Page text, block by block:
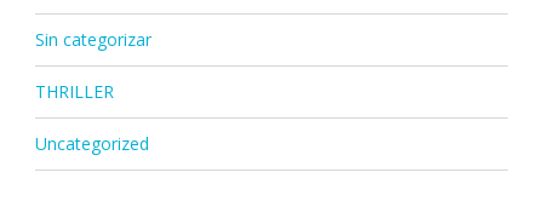
Sin categorizar
THRILLER
Uncategorized